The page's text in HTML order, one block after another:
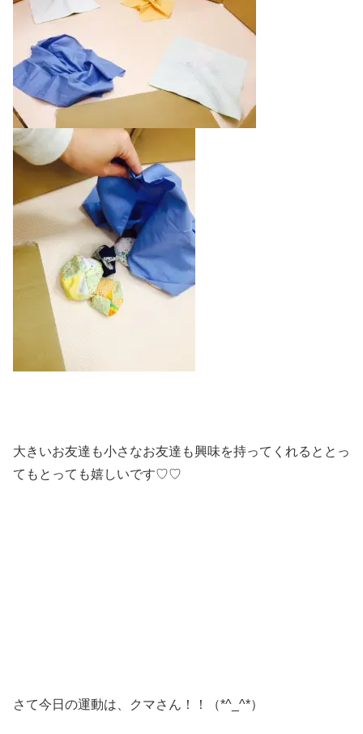
大きいお友達も小さなお友達も興味を持ってくれるととっ
てもとっても嬉しいです♡♡
さて今日の運動は、クマさん！！（*^_^*）